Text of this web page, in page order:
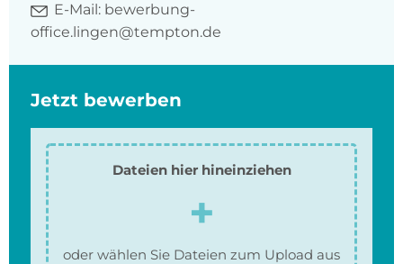
E-Mail: bewerbung-
office.lingen@tempton.de
Jetzt bewerben
Dateien hier hineinziehen
oder wählen Sie Dateien zum Upload aus